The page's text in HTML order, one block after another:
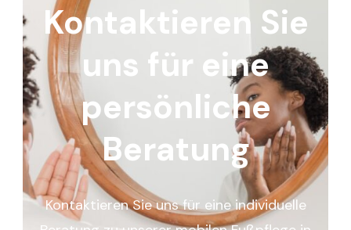
Kontaktieren Sie
uns für eine
persönliche
Beratung
Kontaktieren Sie uns für eine individuelle